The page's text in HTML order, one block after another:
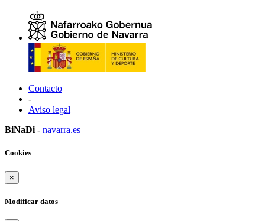
Contacto
-
Aviso legal
BiNaDi - navarra.es
Cookies
×
Modificar datos